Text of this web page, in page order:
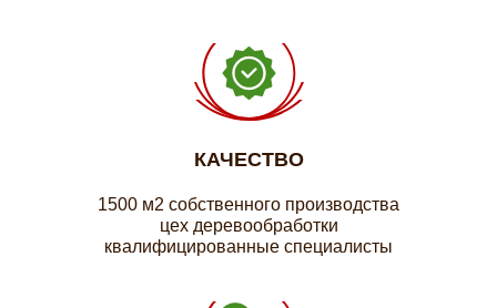
КАЧЕСТВО
1500 м2 собственного производства
цех деревообработки
квалифицированные специалисты